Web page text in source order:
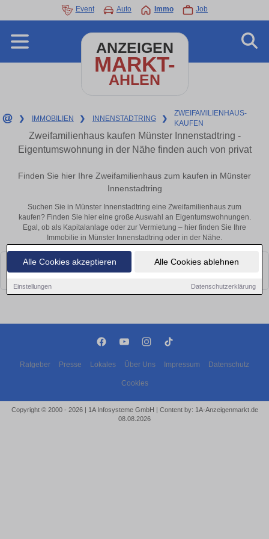
Alle Cookies akzeptieren Alle Cookies ablehnen
Einstellungen Datenschutzerklärung
Event Auto Immo Job
ANZEIGEN
MARKT-
AHLEN
❯ IMMOBILIEN ❯ INNENSTADTRING ❯
ZWEIFAMILIENHAUS-
KAUFEN
Zweifamilienhaus kaufen Münster Innenstadtring -
Eigentumswohnung in der Nähe finden auch von privat
Finden Sie hier Ihre Zweifamilienhaus zum kaufen in Münster
Innenstadtring
Suchen Sie in Münster Innenstadtring eine Zweifamilienhaus zum
kaufen? Finden Sie hier eine große Auswahl an Eigentumswohnungen.
Egal, ob als Kapitalanlage oder zur Vermietung – hier finden Sie Ihre
Immobilie in Münster Innenstadtring oder in der Nähe.
Leider konnten wir derzeit keine passenden Objekte finden. Schauen Sie
Ratgeber Presse Lokales Über Uns Impressum Datenschutz
Cookies
Copyright © 2000 - 2026 | 1A Infosysteme GmbH | Content by: 1A-Anzeigenmarkt.de
08.08.2026